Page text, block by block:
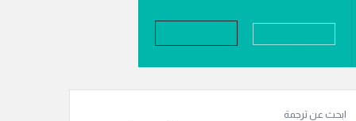
الجانبية
ابحث عن ترجمة